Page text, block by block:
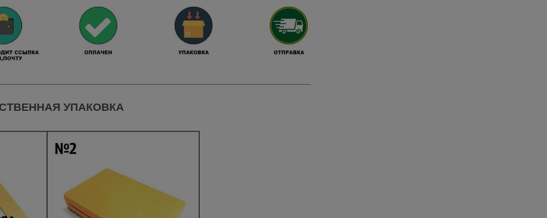
УПАКОВКА